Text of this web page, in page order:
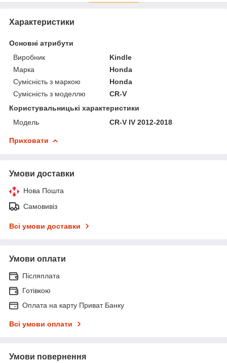
Характеристики
Основні атрибути
Виробник
Kindle
Марка
Honda
Сумісність з маркою
Honda
Сумісність з моделлю
CR-V
Користувальницькі характеристики
Мoдель
CR-V IV 2012-2018
Приховати
Умови доставки
Нова Пошта
Самовивіз
Всі умови доставки
Умови оплати
Післяплата
Готівкою
Оплата на карту Приват Банку
Всі умови оплати
Умови повернення